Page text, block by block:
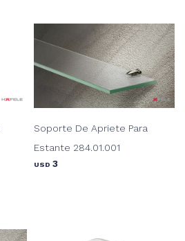
Soporte De Apriete Para
Estante 284.01.001
USD 3